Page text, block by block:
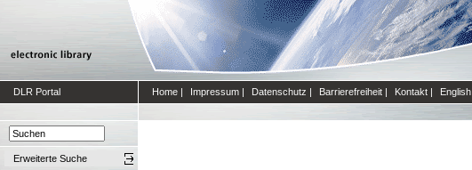
DLR Portal Home | Impressum | Datenschutz | Barrierefreiheit | Kontakt | English
Erweiterte Suche